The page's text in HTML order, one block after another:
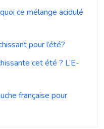
ce mélange acidulé
pour l’été?
cet été ? L’E-
française pour